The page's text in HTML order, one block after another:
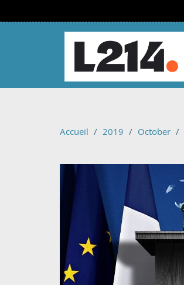
Aller au contenu principal
Accueil 2019 October